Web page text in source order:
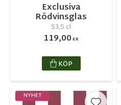
Exclusiva
Rödvinsglas
53,5 cl
119,00KR
KÖP
NYHET